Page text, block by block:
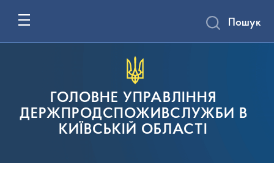
ГОЛОВНЕ УПРАВЛІННЯ
ДЕРЖПРОДСПОЖИВСЛУЖБИ В
КИЇВСЬКІЙ ОБЛАСТІ
Пошук